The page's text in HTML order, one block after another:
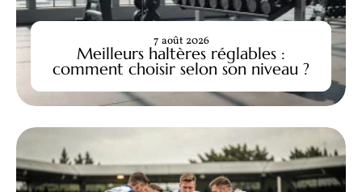
Meilleurs haltères réglables :
comment choisir selon son niveau ?
7 août 2026